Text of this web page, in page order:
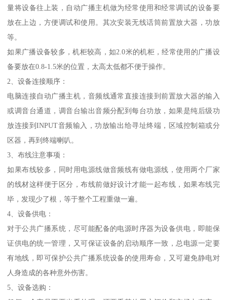
量将设备往上装，自动广播主机做为经常使用和经常调试的设备要
放在上边，方便调试和使用。其次安装无线话筒前置放大器，功放
等。
如果广播设备较多，机柜较高，如2.0米的机柜，经常使用的广播设
备要放在0.8-1.5米的位置，太高太低都不便于操作。
2、设备连接顺序：
电脑连接自动广播主机，音频线通常直接连接到前置放大器的输入
或调音台通道，调音台输出音频分配到每台功放，如果是纯后级功
放连接到INPUT音频输入，功放输出给寻址终端，区域控制箱或分
区器，再到终端喇叭。
3、布线注意事项：
如果布线较多，同时用电源线做音频线有做电源线，使用两个厂家
的线材这样便于区分，布线前做好设计才能一起布线，如果布线完
毕，发现少了根，等于整个工程重做一遍。
4、设备供电：
对于公共广播系统，尽可能配备的电源时序器为设备供电，即能保
证供电的统一管理，又可保证设备的启动顺序一致，总电源一定要
有地线，即可保护公共广播系统设备的使用寿命，又可避免静电对
人身造成的各种意外伤害。
5、设备选购：